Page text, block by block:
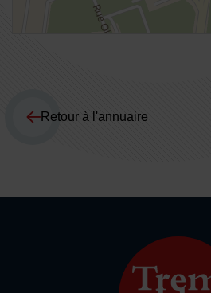
Retour à l'annuaire